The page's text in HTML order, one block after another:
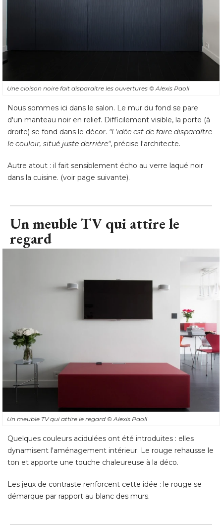
Une cloison noire fait disparaître les ouvertures © Alexis Paoli
Nous sommes ici dans le salon. Le mur du fond se pare
d'un manteau noir en relief. Difficilement visible, la porte (à
droite) se fond dans le décor. "L'idée est de faire disparaître
le couloir, situé juste derrière", précise l'architecte.
Autre atout : il fait sensiblement écho au verre laqué noir
dans la cuisine. (voir page suivante).
Un meuble TV qui attire le
regard
Un meuble TV qui attire le regard © Alexis Paoli
Quelques couleurs acidulées ont été introduites : elles
dynamisent l'aménagement intérieur. Le rouge rehausse le
ton et apporte une touche chaleureuse à la déco.
Les jeux de contraste renforcent cette idée : le rouge se
démarque par rapport au blanc des murs.